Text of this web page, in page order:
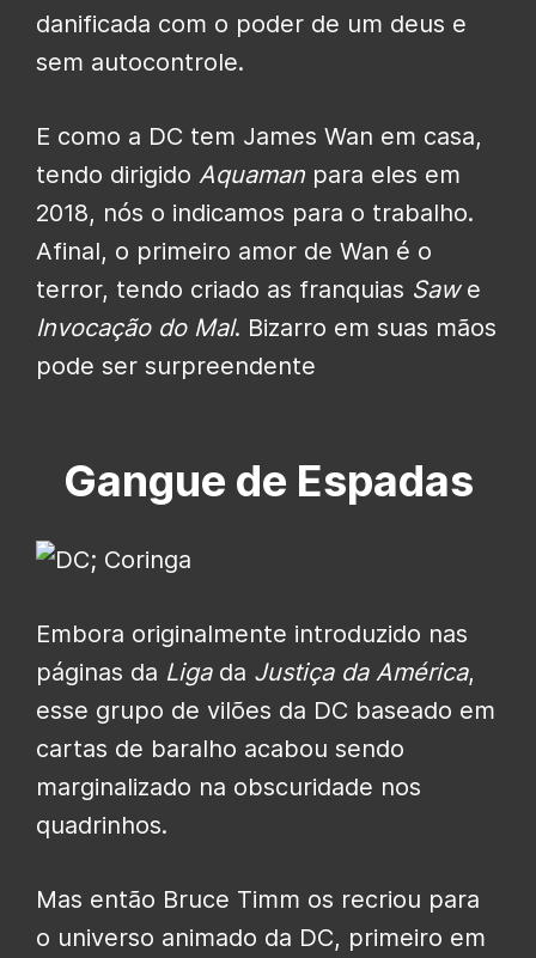
danificada com o poder de um deus e
sem autocontrole.
E como a DC tem James Wan em casa,
tendo dirigido Aquaman para eles em
2018, nós o indicamos para o trabalho.
Afinal, o primeiro amor de Wan é o
terror, tendo criado as franquias Sawe
Invocação do Mal. Bizarro em suas mãos
pode ser surpreendente
Gangue de Espadas
Embora originalmente introduzido nas
páginas da Ligada Justiça da América,
esse grupo de vilões da DC baseado em
cartas de baralho acabou sendo
marginalizado na obscuridade nos
quadrinhos.
Mas então Bruce Timm os recriou para
o universo animado da DC, primeiro em